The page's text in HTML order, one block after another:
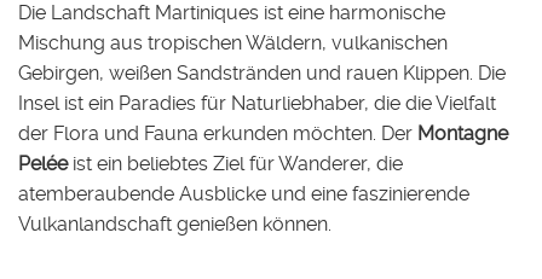
Die Landschaft Martiniques ist eine harmonische
Mischung aus tropischen Wäldern, vulkanischen
Gebirgen, weißen Sandstränden und rauen Klippen. Die
Insel ist ein Paradies für Naturliebhaber, die die Vielfalt
der Flora und Fauna erkunden möchten. Der Montagne
Peléeist ein beliebtes Ziel für Wanderer, die
atemberaubende Ausblicke und eine faszinierende
Vulkanlandschaft genießen können.